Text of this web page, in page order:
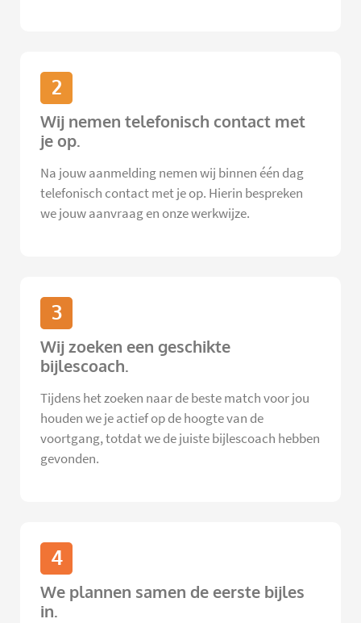
2
Wij nemen telefonisch contact met
je op.
Na jouw aanmelding nemen wij binnen één dag
telefonisch contact met je op. Hierin bespreken
we jouw aanvraag en onze werkwijze.
3
Wij zoeken een geschikte
bijlescoach.
Tijdens het zoeken naar de beste match voor jou
houden we je actief op de hoogte van de
voortgang, totdat we de juiste bijlescoach hebben
gevonden.
4
We plannen samen de eerste bijles
in.